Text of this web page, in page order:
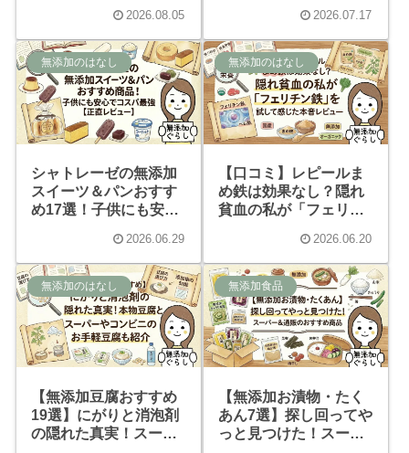
加物と安全な選び方
2026.08.05
な一杯はこれ
2026.07.17
無添加のはなし
シャトレーゼの無添加
スイーツ＆パンおすす
め17選！子供にも安心
2026.06.29
無添加のはなし
【口コミ】レピールま
め鉄は効果なし？隠れ
貧血の私が「フェリチ
本音レビュー
2026.06.20
無添加のはなし
【無添加豆腐おすすめ
19選】にがりと消泡剤
の隠れた真実！スーパ
無添加食品
【無添加お漬物・たく
あん7選】探し回ってや
っと見つけた！スーパ